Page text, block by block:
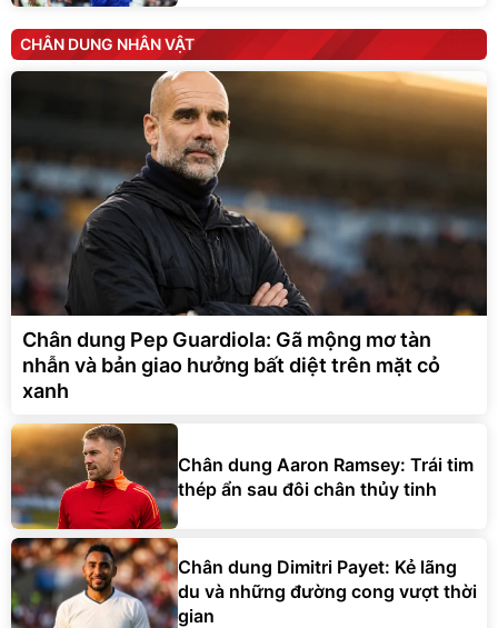
CHÂN DUNG NHÂN VẬT
Chân dung Pep Guardiola: Gã mộng mơ tàn
nhẫn và bản giao hưởng bất diệt trên mặt cỏ
xanh
Chân dung Aaron Ramsey: Trái tim
thép ẩn sau đôi chân thủy tinh
Chân dung Dimitri Payet: Kẻ lãng
du và những đường cong vượt thời
gian